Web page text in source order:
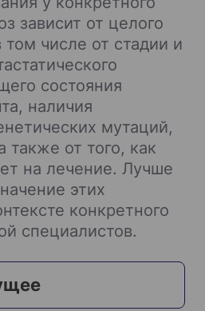
зависит от целого
том числе от стадии и
состояния
наличия
мутаций,
также от того, как
на лечение. Лучше
этих
конкретного
специалистов.